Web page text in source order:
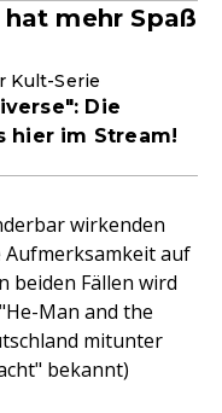
mehr Spaß
Kult-Serie
Die
hier im Stream!
wirkenden
Aufmerksamkeit auf
beiden Fällen wird
Man and the
mitunter
bekannt)